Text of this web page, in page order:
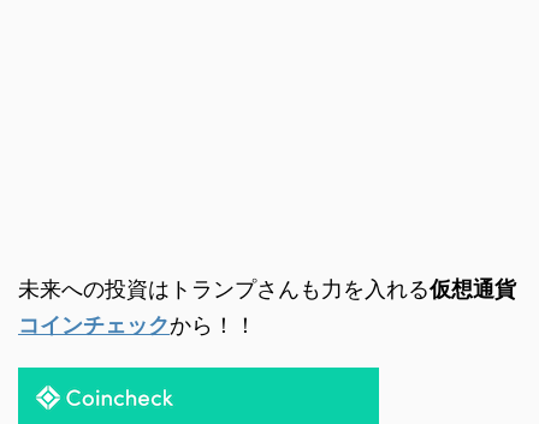
未来への投資はトランプさんも力を入れる仮想通貨
コインチェックから！！